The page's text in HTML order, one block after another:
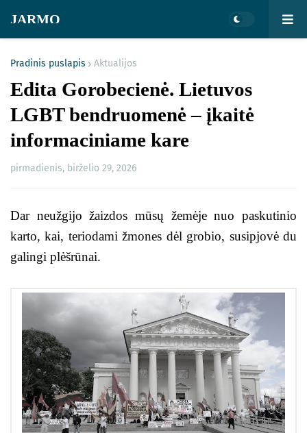
JARMO
Pradinis puslapis Aktualijos
Edita Gorobecienė. Lietuvos
LGBT bendruomenė – įkaitė
informaciniame kare
pirmadienis, birželio 29, 2026
Dar neužgijo žaizdos mūsų žemėje nuo paskutinio
karto, kai, teriodami žmones dėl grobio, susipjovė du
galingi plėšrūnai.